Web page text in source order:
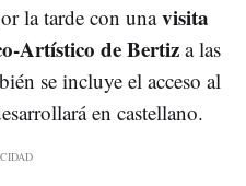
la tarde con unavisita
Artístico de Bertiz a las
se incluye el acceso al
en castellano.